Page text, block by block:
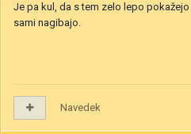
Je pa kul, da s tem zelo lepo
sami nagibajo.
Navedek